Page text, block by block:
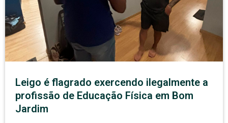
Leigo é flagrado exercendo ilegalmente a
profissão de Educação Física em Bom
Jardim